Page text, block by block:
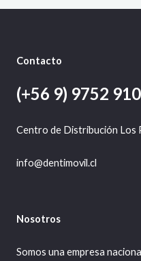
$45.800.$39.800.
Contacto
(+56 9) 9752
Centro de Distribución Los
info@dentimovil.cl
Nosotros
Somos una empresa